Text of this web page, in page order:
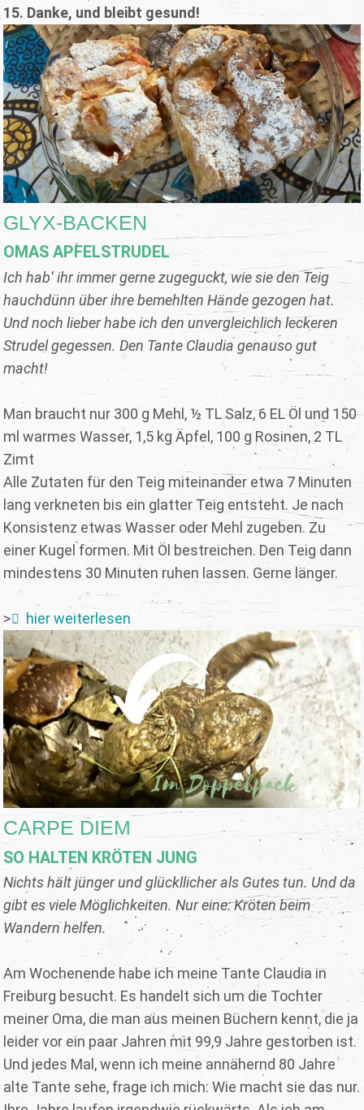
15. Danke, und bleibt gesund!
GLYX-BACKEN
OMAS APFELSTRUDEL
Ich hab‘ ihr immer gerne zugeguckt, wie sie den Teig
hauchdünn über ihre bemehlten Hände gezogen hat.
Und noch lieber habe ich den unvergleichlich leckeren
Strudel gegessen. Den Tante Claudia genauso gut
macht!
Man braucht nur 300 g Mehl, ½ TL Salz, 6 EL Öl und 150
ml warmes Wasser, 1,5 kg Äpfel, 100 g Rosinen, 2 TL
Zimt
Alle Zutaten für den Teig miteinander etwa 7 Minuten
lang verkneten bis ein glatter Teig entsteht. Je nach
Konsistenz etwas Wasser oder Mehl zugeben. Zu
einer Kugel formen. Mit Öl bestreichen. Den Teig dann
mindestens 30 Minuten ruhen lassen. Gerne länger.
> hier weiterlesen
CARPE DIEM
SO HALTEN KRÖTEN JUNG
Nichts hält jünger und glückllicher als Gutes tun. Und da
gibt es viele Möglichkeiten. Nur eine: Kröten beim
Wandern helfen.
Am Wochenende habe ich meine Tante Claudia in
Freiburg besucht. Es handelt sich um die Tochter
meiner Oma, die man aus meinen Büchern kennt, die ja
leider vor ein paar Jahren mit 99,9 Jahre gestorben ist.
Und jedes Mal, wenn ich meine annähernd 80 Jahre
alte Tante sehe, frage ich mich: Wie macht sie das nur.